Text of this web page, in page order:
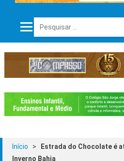
Pesquisar por:
Início >
Estrada do Chocolate é
Inverno Bahia